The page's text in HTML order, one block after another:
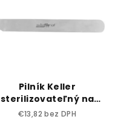
Pilník Keller
sterilizovateľný na
nechty – pružný
€13,82 bez DPH